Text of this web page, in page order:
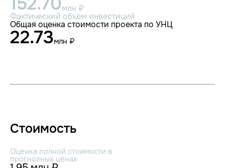
млн ₽
Фактический объем инвестиций
Общая оценка стоимости проекта по УНЦ
22.73млн ₽
Стоимость
Оценка полной стоимости в
прогнозных ценах